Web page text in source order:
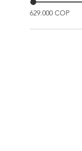
629.000 COP